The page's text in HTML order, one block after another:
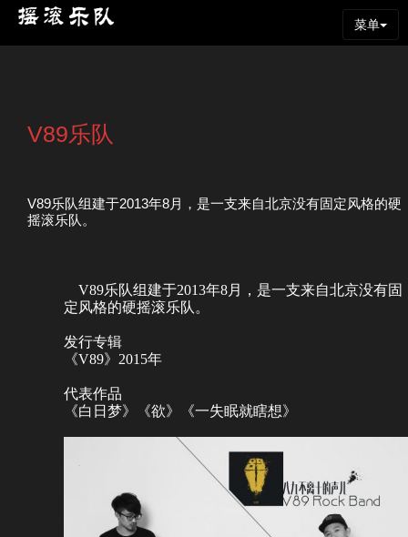
菜单
V89乐队
V89乐队组建于2013年8月，是一支来自北京没有固定风格的硬
摇滚乐队。
V89乐队组建于2013年8月，是一支来自北京没有固
定风格的硬摇滚乐队。
发行专辑
《V89》2015年
代表作品
《白日梦》《欲》《一失眠就瞎想》